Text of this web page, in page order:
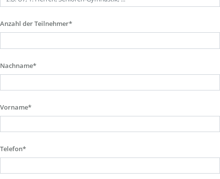
Anzahl der Teilnehmer*
Nachname*
Vorname*
Telefon*